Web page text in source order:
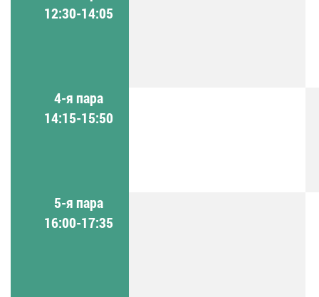
12:30-14:05
4-я пара
14:15-15:50
5-я пара
16:00-17:35